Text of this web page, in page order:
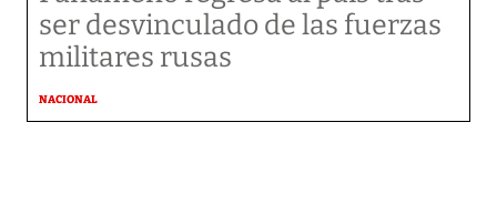
ser desvinculado de las fuerzas
militares rusas
NACIONAL